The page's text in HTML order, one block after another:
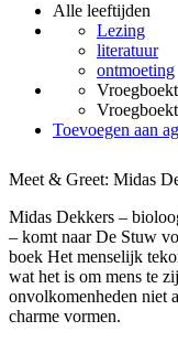
Alle leeftijden
Lezing
literatuur
ontmoeting
Toevoegen aan
Meet & Greet: Midas
Midas Dekkers –
– komt naar De Stuw
boek Het menselijk
wat het is om mens te
onvolkomenheden niet
charme vormen.